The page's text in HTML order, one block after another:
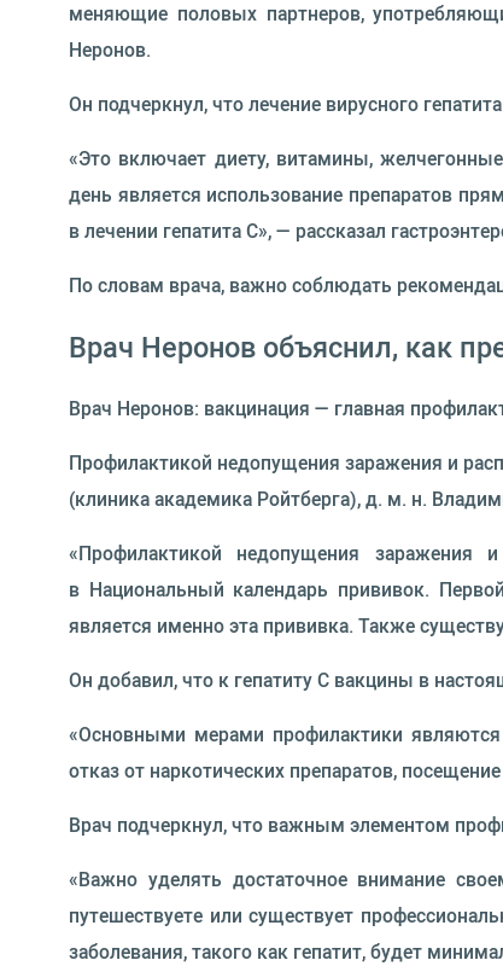
меняющие половых партнеров,
Неронов.
Он подчеркнул, что лечение вирусного
«Это включает диету, витамины,
день является использование препаратов
в лечении гепатита С», — рассказал
По словам врача, важно соблюдать
Врач Неронов объяснил, как
Врач Неронов: вакцинация — главная
Профилактикой недопущения заражения и
(клиника академика Ройтберга), д. м. н.
«Профилактикой недопущения заражения
в Национальный календарь прививок.
является именно эта прививка. Также
Он добавил, что к гепатиту С вакцины в
«Основными мерами профилактики
отказ от наркотических препаратов,
Врач подчеркнул, что важным элементом
«Важно уделять достаточное внимание
путешествуете или существует
заболевания, такого как гепатит, будет